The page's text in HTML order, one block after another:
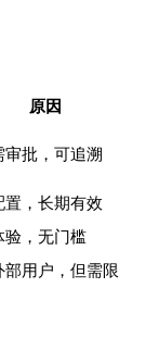
原因
审批，可追溯
置，长期有效
验，无门槛
部用户，但需限